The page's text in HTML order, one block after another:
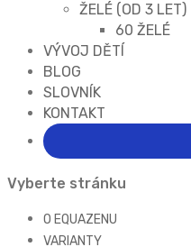
ŽELÉ (OD 3 LET)
60 ŽELÉ
VÝVOJ DĚTÍ
BLOG
SLOVNÍK
KONTAKT
Vyberte stránku
O EQUAZENU
VARIANTY